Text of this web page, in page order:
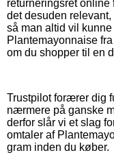
returneringsret
det desuden
så man altid vil
Plantemayonnaise
om du shopper til en
Trustpilot forærer dig
nærmere på ganske
derfor slår vi et slag
omtaler af
gram inden du køber.